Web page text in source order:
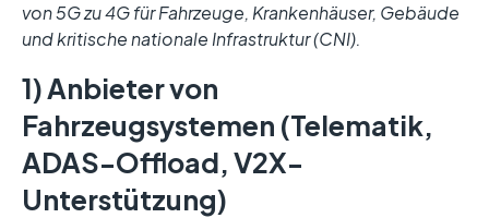
von 5G zu 4G für Fahrzeuge, Krankenhäuser, Gebäude
und kritische nationale Infrastruktur (CNI).
1) Anbieter von
Fahrzeugsystemen (Telematik,
ADAS-Offload, V2X-
Unterstützung)